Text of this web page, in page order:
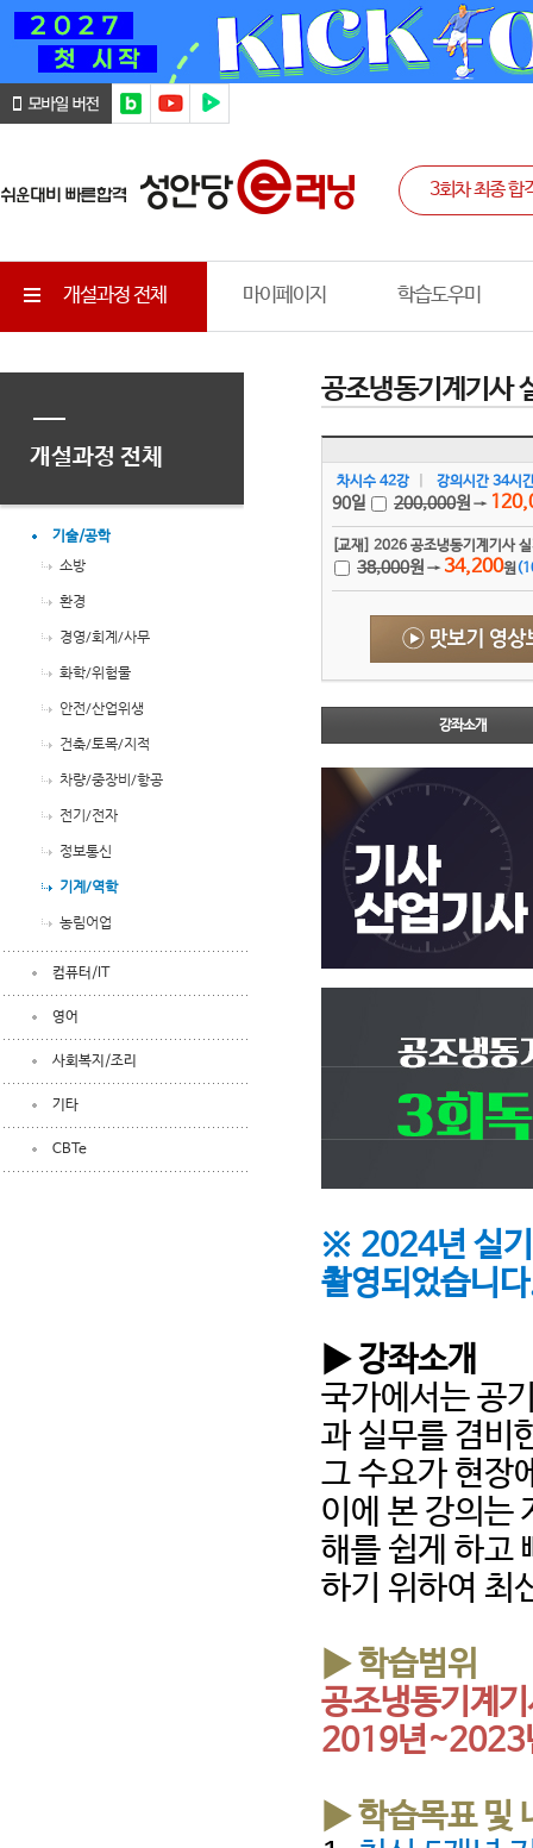
개설과정 전체 마이페이지 학습도우미
개설과정 전체
기술/공학
소방
환경
경영/회계/사무
화학/위험물
안전/산업위생
건축/토목/지적
차량/중장비/항공
전기/전자
정보통신
기계/역학
농림어업
컴퓨터/IT
영어
사회복지/조리
기타
CBTe
공조냉동기계기사
차시수 42강 강의시간 34시
90일 200,000원 →
[교재] 2026 공조냉동기계기사
38,000원 → 34,200원(
강좌소개
※ 2024년 실
촬영되었습니
▶ 강좌소개
국가에서는 공
과 실무를 겸비
그 수요가 현장
이에 본 강의는
해를 쉽게 하고
하기 위하여 최
▶ 학습범위
공조냉동기계
2019년~2023
▶ 학습목표 및